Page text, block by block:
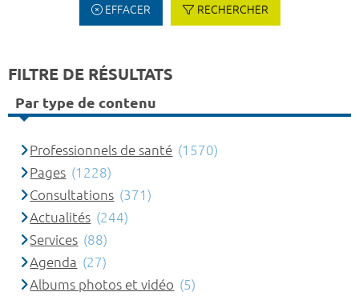
EFFACER RECHERCHER
FILTRE DE RÉSULTATS
Par type de contenu
Professionnels de santé (1570)
Pages (1228)
Consultations (371)
Actualités (244)
Services (88)
Agenda (27)
Albums photos et vidéo (5)